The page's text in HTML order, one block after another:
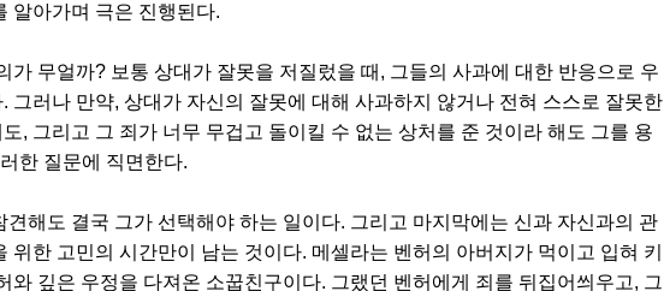
알아가며 극은 진행된다.
가 무얼까? 보통 상대가 잘못을 저질렀을 때 , 그들의 사과에 대한 반응으로 우
. 그러나 만약, 상대가 자신의 잘못에 대해 사과하지 않거나 전혀 스스로 잘못한
, 그리고 그 죄가 너무 무겁고 돌이킬 수 없는 상처를 준 것이라 해도 그를 용
한 질문에 직면한다.
견해도 결국 그가 선택해야 하는 일이다. 그리고 마지막에는 신과 자신과의 관
위한 고민의 시간만이 남는 것이다. 메셀라는 벤허의 아버지가 먹이고 입혀 키
와 깊은 우정을 다져온 소꿉친구이다. 그랬던 벤허에게 죄를 뒤집어씌우고, 그